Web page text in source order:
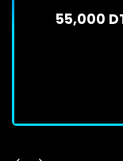
55,000